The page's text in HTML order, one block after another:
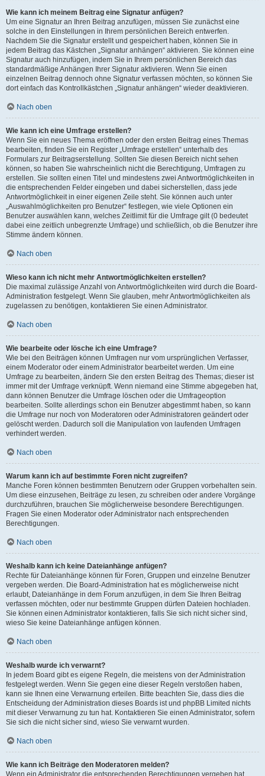
Wie kann ich meinem Beitrag eine Signatur anfügen?
Um eine Signatur an Ihren Beitrag anzufügen, müssen Sie zunächst eine
solche in den Einstellungen in Ihrem persönlichen Bereich entwerfen.
Nachdem Sie die Signatur erstellt und gespeichert haben, können Sie in
jedem Beitrag das Kästchen „Signatur anhängen“ aktivieren. Sie können eine
Signatur auch hinzufügen, indem Sie in Ihrem persönlichen Bereich das
standardmäßige Anhängen Ihrer Signatur aktivieren. Wenn Sie einen
einzelnen Beitrag dennoch ohne Signatur verfassen möchten, so können Sie
dort einfach das Kontrollkästchen „Signatur anhängen“ wieder deaktivieren.
Nach oben
Wie kann ich eine Umfrage erstellen?
Wenn Sie ein neues Thema eröffnen oder den ersten Beitrag eines Themas
bearbeiten, finden Sie ein Register „Umfrage erstellen“ unterhalb des
Formulars zur Beitragserstellung. Sollten Sie diesen Bereich nicht sehen
können, so haben Sie wahrscheinlich nicht die Berechtigung, Umfragen zu
erstellen. Sie sollten einen Titel und mindestens zwei Antwortmöglichkeiten in
die entsprechenden Felder eingeben und dabei sicherstellen, dass jede
Antwortmöglichkeit in einer eigenen Zeile steht. Sie können auch unter
„Auswahlmöglichkeiten pro Benutzer“ festlegen, wie viele Optionen ein
Benutzer auswählen kann, welches Zeitlimit für die Umfrage gilt (0 bedeutet
dabei eine zeitlich unbegrenzte Umfrage) und schließlich, ob die Benutzer ihre
Stimme ändern können.
Nach oben
Wieso kann ich nicht mehr Antwortmöglichkeiten erstellen?
Die maximal zulässige Anzahl von Antwortmöglichkeiten wird durch die Board-
Administration festgelegt. Wenn Sie glauben, mehr Antwortmöglichkeiten als
zugelassen zu benötigen, kontaktieren Sie einen Administrator.
Nach oben
Wie bearbeite oder lösche ich eine Umfrage?
Wie bei den Beiträgen können Umfragen nur vom ursprünglichen Verfasser,
einem Moderator oder einem Administrator bearbeitet werden. Um eine
Umfrage zu bearbeiten, ändern Sie den ersten Beitrag des Themas; dieser ist
immer mit der Umfrage verknüpft. Wenn niemand eine Stimme abgegeben hat,
dann können Benutzer die Umfrage löschen oder die Umfrageoption
bearbeiten. Sollte allerdings schon ein Benutzer abgestimmt haben, so kann
die Umfrage nur noch von Moderatoren oder Administratoren geändert oder
gelöscht werden. Dadurch soll die Manipulation von laufenden Umfragen
verhindert werden.
Nach oben
Warum kann ich auf bestimmte Foren nicht zugreifen?
Manche Foren können bestimmten Benutzern oder Gruppen vorbehalten sein.
Um diese einzusehen, Beiträge zu lesen, zu schreiben oder andere Vorgänge
durchzuführen, brauchen Sie möglicherweise besondere Berechtigungen.
Fragen Sie einen Moderator oder Administrator nach entsprechenden
Berechtigungen.
Nach oben
Weshalb kann ich keine Dateianhänge anfügen?
Rechte für Dateianhänge können für Foren, Gruppen und einzelne Benutzer
vergeben werden. Die Board-Administration hat es möglicherweise nicht
erlaubt, Dateianhänge in dem Forum anzufügen, in dem Sie Ihren Beitrag
verfassen möchten, oder nur bestimmte Gruppen dürfen Dateien hochladen.
Sie können einen Administrator kontaktieren, falls Sie sich nicht sicher sind,
wieso Sie keine Dateianhänge anfügen können.
Nach oben
Weshalb wurde ich verwarnt?
In jedem Board gibt es eigene Regeln, die meistens von der Administration
festgelegt werden. Wenn Sie gegen eine dieser Regeln verstoßen haben,
kann sie Ihnen eine Verwarnung erteilen. Bitte beachten Sie, dass dies die
Entscheidung der Administration dieses Boards ist und phpBB Limited nichts
mit dieser Verwarnung zu tun hat. Kontaktieren Sie einen Administrator, sofern
Sie sich die nicht sicher sind, wieso Sie verwarnt wurden.
Nach oben
Wie kann ich Beiträge den Moderatoren melden?
Wenn ein Administrator die entsprechenden Berechtigungen vergeben hat,